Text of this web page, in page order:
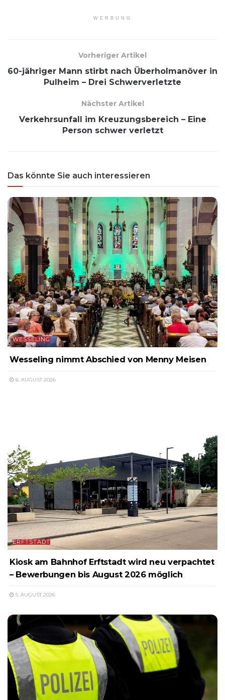
WERBUNG
Vorheriger Artikel
60-jähriger Mann stirbt nach Überholmanöver in
Pulheim – Drei Schwerverletzte
Nächster Artikel
Verkehrsunfall im Kreuzungsbereich – Eine
Person schwer verletzt
Das könnte Sie auch interessieren
WESSELING
Wesseling nimmt Abschied von Menny Meisen
6. AUGUST 2026
ERFTSTADT
Kiosk am Bahnhof Erftstadt wird neu verpachtet
– Bewerbungen bis August 2026 möglich
5. AUGUST 2026